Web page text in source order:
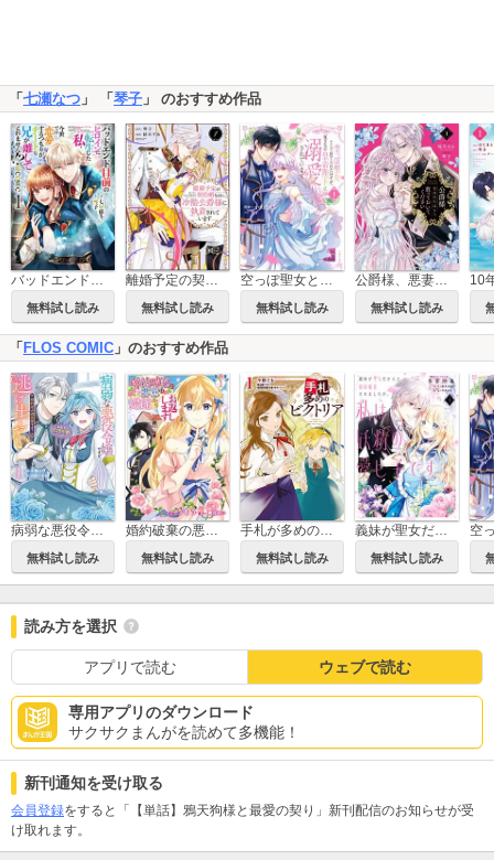
「七瀬なつ 」 「琴子 」 のおすすめ作品
バッドエンド目前のヒロインに転生した私、今世では恋愛するつもりがチートな兄が離してくれません!?@COMIC
無料試し読み
離婚予定の契約婚なのに、冷酷公爵様に執着されています
無料試し読み
空っぽ聖女として捨てられたはずが、嫁ぎ先の皇帝陛下に溺愛されています
無料試し読み
公爵様、悪妻の私はもう放っておいてください
無料試し読み
「 FLOS COMIC 」のおすすめ作品
病弱な悪役令嬢ですが、婚約者が過保護すぎて逃げ出したい(私たち犬猿の仲でしたよね!?)
無料試し読み
婚約破棄の悪意は娼館からお返しします
無料試し読み
手札が多めのビクトリア
無料試し読み
義妹が聖女だからと婚約破棄されましたが、私は妖精の愛し子です
無料試し読み
読み方を選択
アプリで読む ウェブで読む
専用アプリのダウンロード
サクサクまんがを読めて多機能！
新刊通知を受け取る
会員登録をすると「【単話】鴉天狗様と最愛の契り」新刊配信のお知らせが受
け取れます。